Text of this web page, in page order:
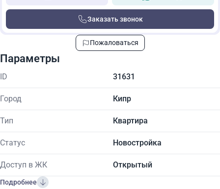
Заказать звонок
Пожаловаться
Параметры
ID 31631
Город Кипр
Тип Квартира
Статус Новостройка
Доступ в ЖК Открытый
Подробнее